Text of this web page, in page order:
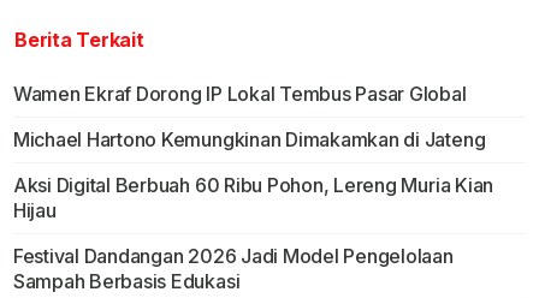
Berita Terkait
Wamen Ekraf Dorong IP Lokal Tembus Pasar Global
Michael Hartono Kemungkinan Dimakamkan di Jateng
Aksi Digital Berbuah 60 Ribu Pohon, Lereng Muria Kian
Hijau
Festival Dandangan 2026 Jadi Model Pengelolaan
Sampah Berbasis Edukasi